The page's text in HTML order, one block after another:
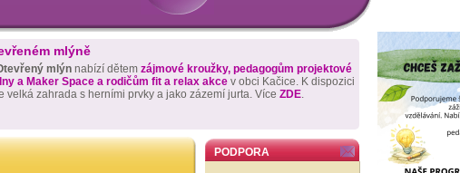
mlýně
mlýn nabízí dětem zájmové kroužky, pedagogům projektové
a Maker Space a rodičům fit a relax akce v obci Kačice. K dispozici
velká zahrada s herními prvky a jako zázemí jurta. Více ZDE.
PODPORA